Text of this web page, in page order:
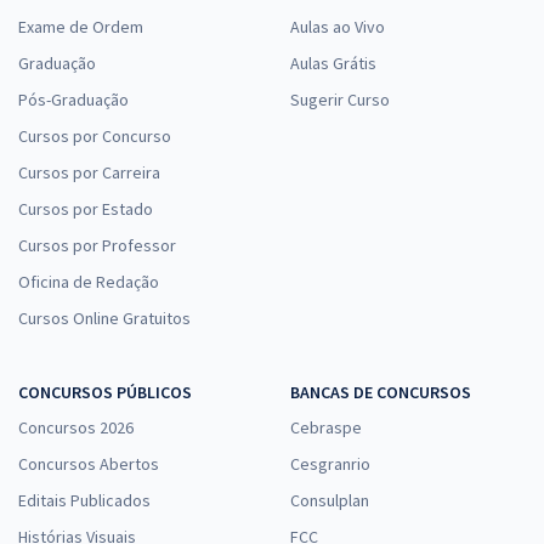
As carreiras jurídicas são algumas das mais prestigiadas do
funcionalismo público. Entre as mais visadas pelos
candidatos estão:
Juiz de Direito;
Promotor de Justiça;
Defensor Público;
Procurador Federal ou Estadual;
Delegado de Polícia;
área, o que torna os cursos técnicos uma excelente
opção para quem está começando ou busca uma
preparação de base sólida.
Exame de Ordem
Graduação
Pós-Graduação
Cursos por Concurso
Cursos por Carreira
Cursos por Estado
Cursos por Professor
Oficina de Redação
Cursos Online Gratuitos
Aulas ao Vivo
Aulas Grátis
Sugerir Curso
CONCURSOS PÚBLICOS
Concursos 2026
Concursos Abertos
Editais Publicados
Histórias Visuais
BANCAS DE CONCURSOS
Cebraspe
Cesgranrio
Consulplan
FCC